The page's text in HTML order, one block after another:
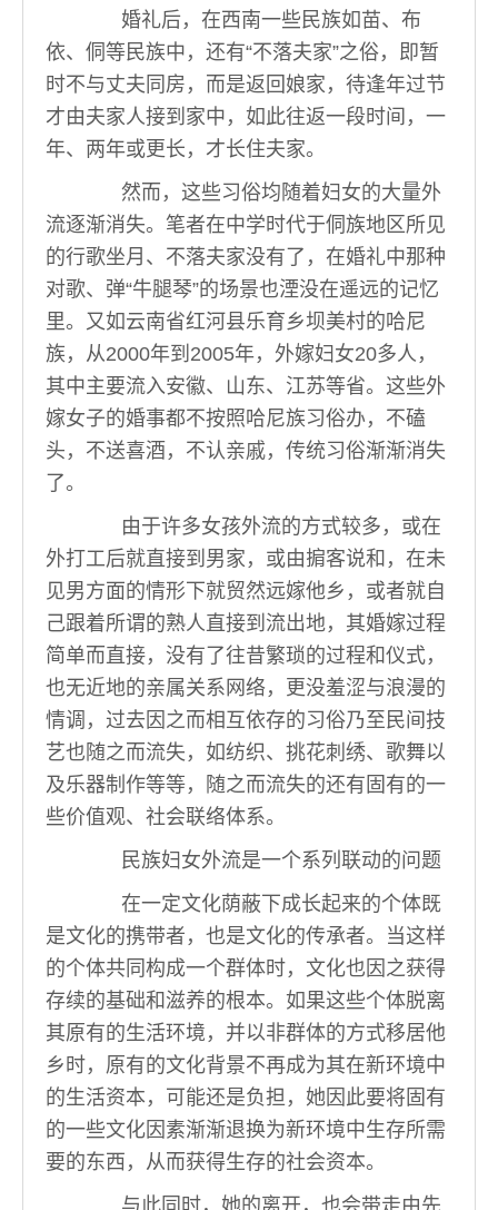
婚礼后，在西南一些民族如苗、布
依、侗等民族中，还有“不落夫家”之俗，即暂
时不与丈夫同房，而是返回娘家，待逢年过节
才由夫家人接到家中，如此往返一段时间，一
年、两年或更长，才长住夫家。
然而，这些习俗均随着妇女的大量外
流逐渐消失。笔者在中学时代于侗族地区所见
的行歌坐月、不落夫家没有了，在婚礼中那种
对歌、弹“牛腿琴”的场景也湮没在遥远的记忆
里。又如云南省红河县乐育乡坝美村的哈尼
族，从2000年到2005年，外嫁妇女20多人，
其中主要流入安徽、山东、江苏等省。这些外
嫁女子的婚事都不按照哈尼族习俗办，不磕
头，不送喜酒，不认亲戚，传统习俗渐渐消失
了。
由于许多女孩外流的方式较多，或在
外打工后就直接到男家，或由掮客说和，在未
见男方面的情形下就贸然远嫁他乡，或者就自
己跟着所谓的熟人直接到流出地，其婚嫁过程
简单而直接，没有了往昔繁琐的过程和仪式，
也无近地的亲属关系网络，更没羞涩与浪漫的
情调，过去因之而相互依存的习俗乃至民间技
艺也随之而流失，如纺织、挑花刺绣、歌舞以
及乐器制作等等，随之而流失的还有固有的一
些价值观、社会联络体系。
民族妇女外流是一个系列联动的问题
在一定文化荫蔽下成长起来的个体既
是文化的携带者，也是文化的传承者。当这样
的个体共同构成一个群体时，文化也因之获得
存续的基础和滋养的根本。如果这些个体脱离
其原有的生活环境，并以非群体的方式移居他
乡时，原有的文化背景不再成为其在新环境中
的生活资本，可能还是负担，她因此要将固有
的一些文化因素渐渐退换为新环境中生存所需
要的东西，从而获得生存的社会资本。
与此同时，她的离开，也会带走由先